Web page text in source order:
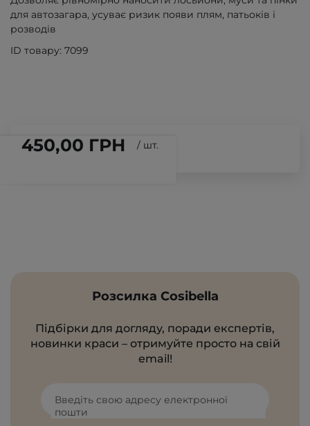
450,00 ГРН / шт.
для автозагара, усуває ризик появи плям, патьоків і
розводів
ID товару: 7099
Розсилка Cosibella
Підбірки для догляду, поради експертів,
новинки краси – отримуйте просто на свій
email!
Введіть свою адресу електронної
пошти